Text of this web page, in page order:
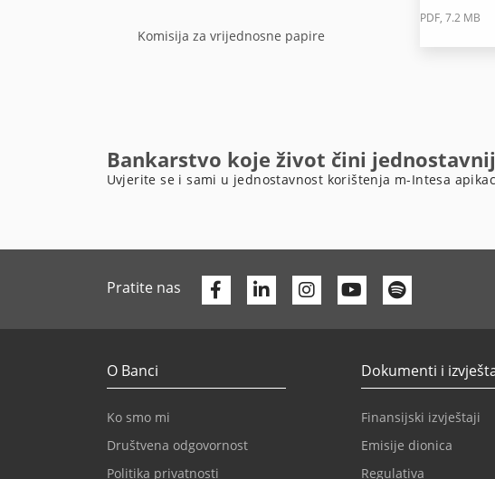
Komisija za vrijednosne papire
PDF, 7.2 MB
Bankarstvo koje život čini
Uvjerite se i sami u jednostavnost korištenja m-Intesa
Pratite nas Facebook
Linkedin Youtube
O Banci
Ko smo mi
Društvena odgovornost
Politika privatnosti
Dokumenti i
Finansijski izvještaji
Emisije dionica
Regulativa